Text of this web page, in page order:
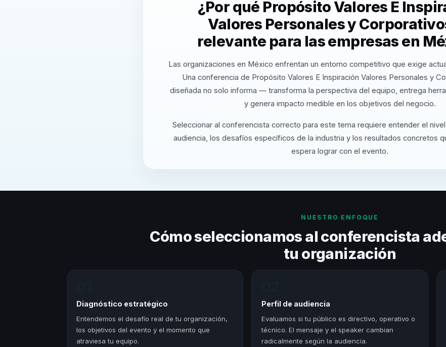
¿Por qué Propósito Valores E
Valores Personales y
relevante para las empresas en
Las organizaciones en México enfrentan un entorno competitivo que exige
Una conferencia de Propósito Valores E Inspiración Valores Personales y
diseñada no solo informa — transforma la perspectiva del equipo, entrega
y genera impacto medible en los objetivos del negocio.
Seleccionar al conferencista correcto para este tema requiere entender el
audiencia, los desafíos específicos de la industria y los resultados concretos
espera lograr con el evento.
NUESTRO ENFOQUE
Cómo seleccionamos al conferencista
tu organización
Diagnóstico estratégico
Entendemos el desafío real de tu organización,
los objetivos del evento y el momento que
atraviesa tu equipo.
Perfil de audiencia
Evaluamos si tu público es directivo, operativo o
técnico. El mensaje y el speaker cambian
radicalmente según la audiencia.